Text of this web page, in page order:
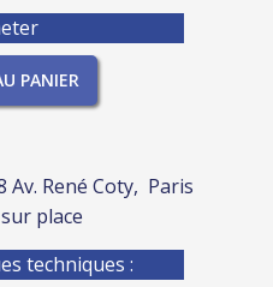
PANIER
Av. René Coty, Paris
place
techniques :